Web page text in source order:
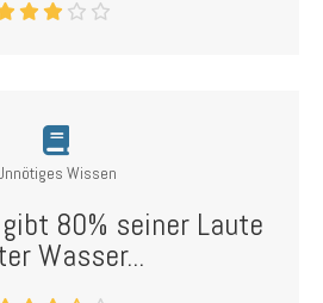
Wissen
80% seiner Laute
Wasser...